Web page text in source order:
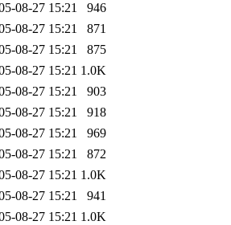
08-27 15:21
946
08-27 15:21
871
08-27 15:21
875
08-27 15:21 1.0K
08-27 15:21
903
08-27 15:21
918
08-27 15:21
969
08-27 15:21
872
08-27 15:21 1.0K
08-27 15:21
941
08-27 15:21 1.0K